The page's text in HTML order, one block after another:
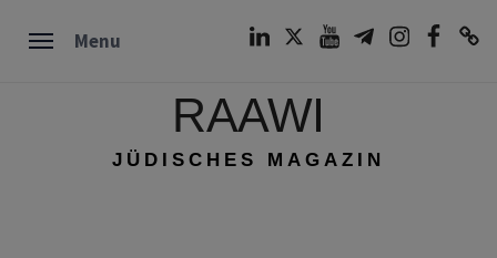
Menu
RAAWI
JÜDISCHES MAGAZIN